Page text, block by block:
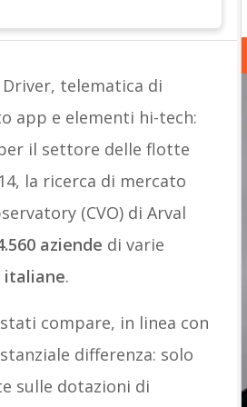
telematica di
app e elementi hi-tech:
il settore delle flotte
la ricerca di mercato
(CVO) di Arval
aziende di varie
italiane.
compare, in linea con
differenza: solo
sulle dotazioni di